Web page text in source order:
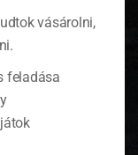
Ft.
vásárolni,
feladása